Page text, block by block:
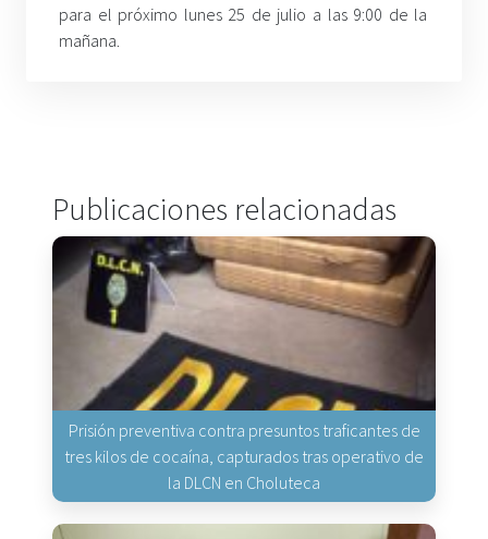
para el próximo lunes 25 de julio a las 9:00 de la
mañana.
Publicaciones relacionadas
Prisión preventiva contra presuntos traficantes de
tres kilos de cocaína, capturados tras operativo de
la DLCN en Choluteca